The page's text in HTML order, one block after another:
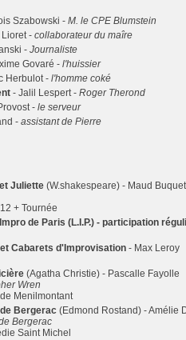
Szabowski - M. le CPE Blumstein
- collaborateur du maîre
- Journaliste
Govaré - l'huissier
Herbulot - l'homme coké
- Jalil Lespert - Roger Therond
- le serveur
- assistant de Pierre
Juliette (W.shakespeare) - Maud Buquet
+ Tournée
de Paris (L.I.P.) - participation
Cabarets d'Improvisation - Max Leroy
(Agatha Christie) - Pascalle Fayolle
Wren
Menilmontant
Bergerac (Edmond Rostand) - Amélie
Bergerac
Saint Michel